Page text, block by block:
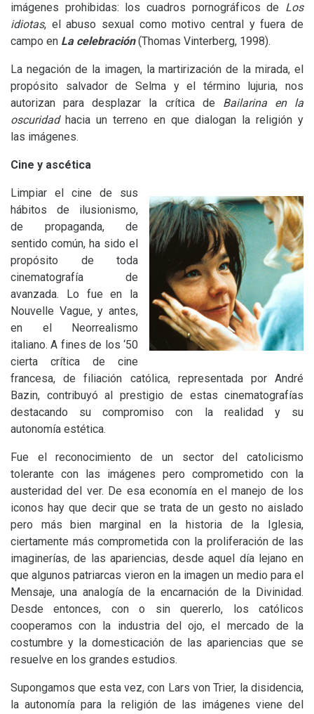
imágenes prohibidas: los cuadros pornográficos de Los
idiotas, el abuso sexual como motivo central y fuera de
campo en La celebración(Thomas Vinterberg, 1998).
La negación de la imagen, la martirización de la mirada, el
propósito salvador de Selma y el término lujuria, nos
autorizan para desplazar la crítica de Bailarina en la
oscuridadhacia un terreno en que dialogan la religión y
las imágenes.
Cine y ascética
Limpiar el cine de sus
hábitos de ilusionismo,
de propaganda, de
sentido común, ha sido el
propósito de toda
cinematografía de
avanzada. Lo fue en la
Nouvelle Vague, y antes,
en el Neorrealismo
italiano. A fines de los ‘50
cierta crítica de cine
francesa, de filiación católica, representada por André
Bazin, contribuyó al prestigio de estas cinematografías
destacando su compromiso con la realidad y su
autonomía estética.
Fue el reconocimiento de un sector del catolicismo
tolerante con las imágenes pero comprometido con la
austeridad del ver. De esa economía en el manejo de los
iconos hay que decir que se trata de un gesto no aislado
pero más bien marginal en la historia de la Iglesia,
ciertamente más comprometida con la proliferación de las
imaginerías, de las apariencias, desde aquel día lejano en
que algunos patriarcas vieron en la imagen un medio para el
Mensaje, una analogía de la encarnación de la Divinidad.
Desde entonces, con o sin quererlo, los católicos
cooperamos con la industria del ojo, el mercado de la
costumbre y la domesticación de las apariencias que se
resuelve en los grandes estudios.
Supongamos que esta vez, con Lars von Trier, la disidencia,
la autonomía para la religión de las imágenes viene del